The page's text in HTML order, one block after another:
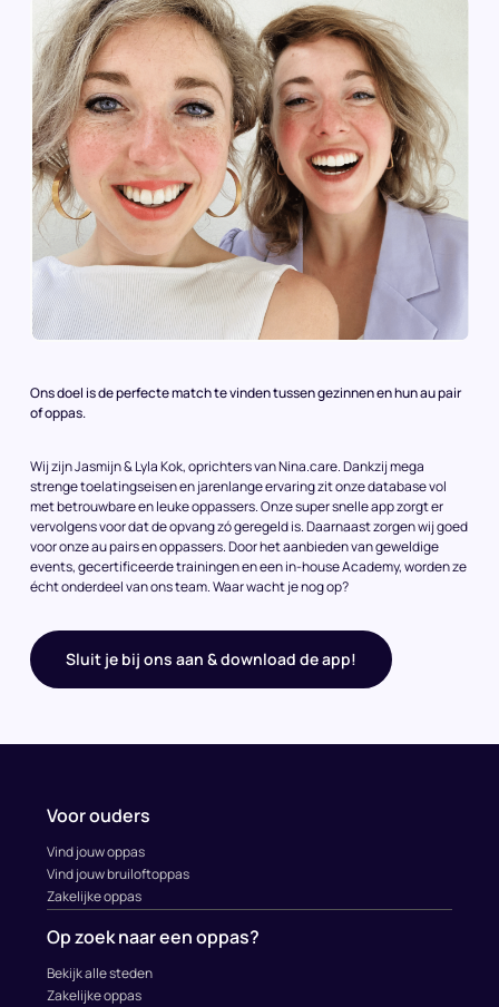
Ons doel is de perfecte match te vinden tussen gezinnen en hun au pair
of oppas.
Wij zijn Jasmijn & Lyla Kok, oprichters van Nina.care. Dankzij mega
strenge toelatingseisen en jarenlange ervaring zit onze database vol
met betrouwbare en leuke oppassers. Onze super snelle app zorgt er
vervolgens voor dat de opvang zó geregeld is. Daarnaast zorgen wij goed
voor onze au pairs en oppassers. Door het aanbieden van geweldige
events, gecertificeerde trainingen en een in-house Academy, worden ze
écht onderdeel van ons team. Waar wacht je nog op?
Sluit je bij ons aan & download de app!
Voor ouders
Vind jouw oppas
Vind jouw bruiloftoppas
Zakelijke oppas
Op zoek naar een oppas?
Bekijk alle steden
Zakelijke oppas